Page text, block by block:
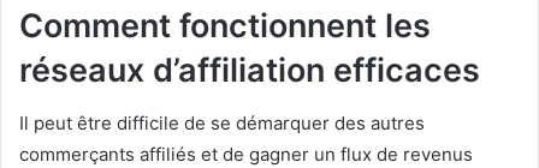
Comment fonctionnent les
réseaux d’affiliation efficaces
Il peut être difficile de se démarquer des autres
commerçants affiliés et de gagner un flux de revenus